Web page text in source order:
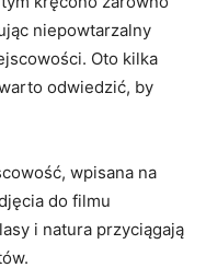
niepowtarzalny
Oto kilka
odwiedzić,‍ by
wpisana ​na
do⁣ filmu
i natura przyciągają